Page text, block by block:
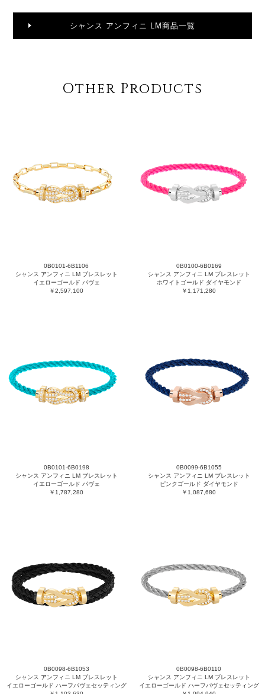
シャンス アンフィニ LM商品一覧
Other Products
0B0101-6B1106
シャンス アンフィニ LM ブレスレット
イエローゴールド パヴェ
￥2,597,100
0B0100-6B0169
シャンス アンフィニ LM ブレスレット
ホワイトゴールド ダイヤモンド
￥1,171,280
0B0101-6B0198
シャンス アンフィニ LM ブレスレット
イエローゴールド パヴェ
￥1,787,280
0B0099-6B1055
シャンス アンフィニ LM ブレスレット
ピンクゴールド ダイヤモンド
￥1,087,680
0B0098-6B1053
シャンス アンフィニ LM ブレスレット
イエローゴールド ハーフパヴェセッティング
0B0098-6B0110
シャンス アンフィニ LM ブレスレット
イエローゴールド ハーフパヴェセッティング